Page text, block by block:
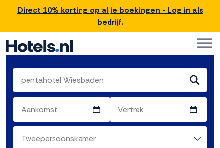
Direct 10% korting op al je boekingen - Log in als
bedrijf.